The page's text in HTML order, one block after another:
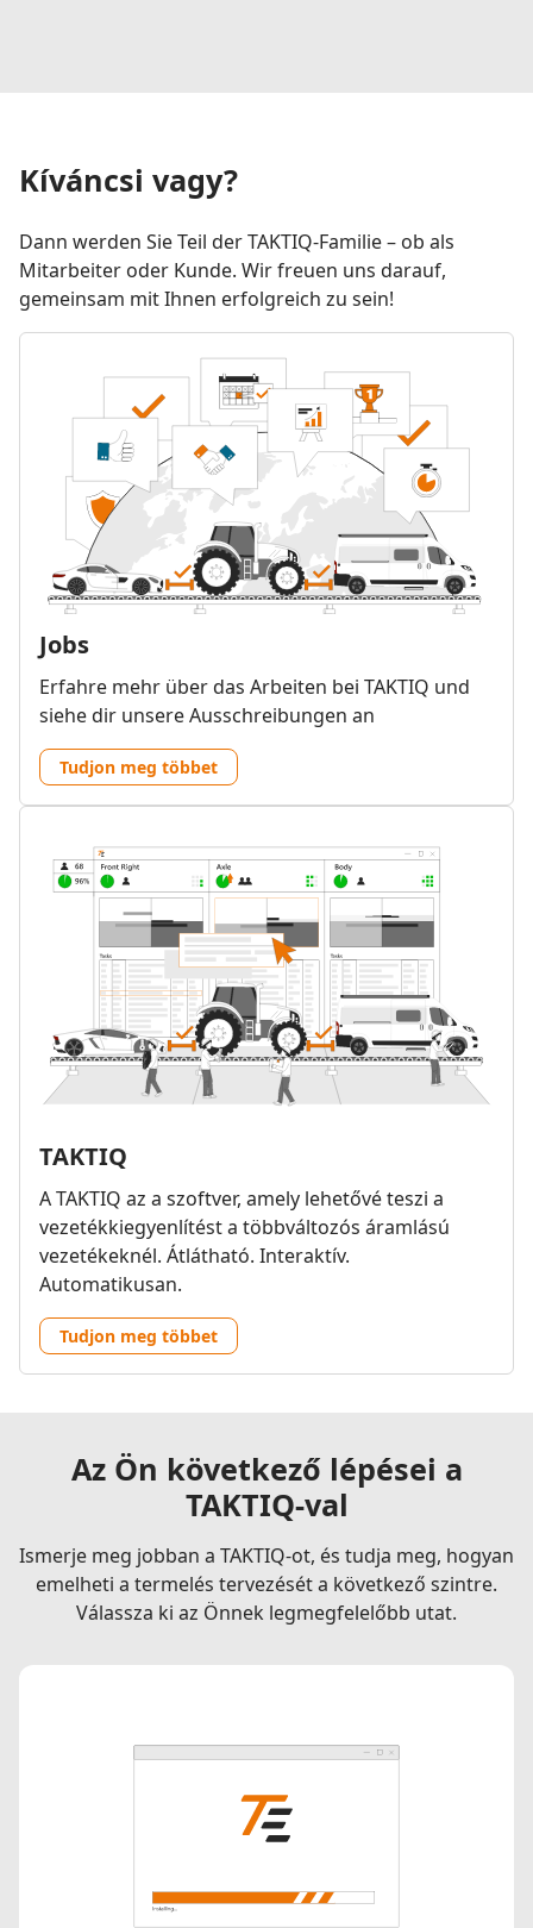
Kíváncsi vagy?
Dann werden Sie Teil der TAKTIQ-Familie – ob als
Mitarbeiter oder Kunde. Wir freuen uns darauf,
gemeinsam mit Ihnen erfolgreich zu sein!
Jobs
Erfahre mehr über das Arbeiten bei TAKTIQ und
siehe dir unsere Ausschreibungen an
Tudjon meg többet
TAKTIQ
A TAKTIQ az a szoftver, amely lehetővé teszi a
vezetékkiegyenlítést a többváltozós áramlású
vezetékeknél. Átlátható. Interaktív.
Automatikusan.
Tudjon meg többet
Az Ön következő lépései a
TAKTIQ-val
Ismerje meg jobban a TAKTIQ-ot, és tudja meg, hogyan
emelheti a termelés tervezését a következő szintre.
Válassza ki az Önnek legmegfelelőbb utat.